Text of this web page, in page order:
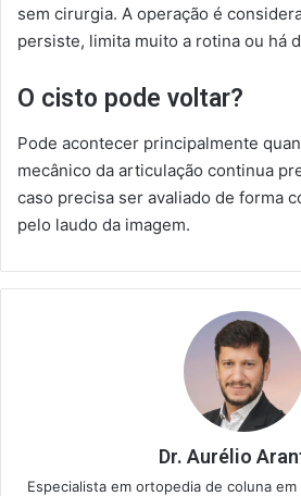
sem cirurgia. A operação é
persiste, limita muito a rotina ou há
O cisto pode voltar?
Pode acontecer principalmente
mecânico da articulação continua
caso precisa ser avaliado de forma
pelo laudo da imagem.
Dr. Aurélio
Especialista em ortopedia de coluna